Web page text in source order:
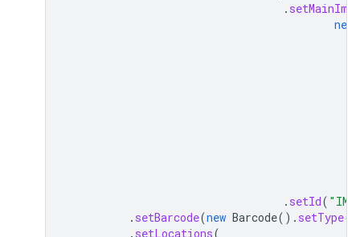
.
new
. setId(
. setBarcode(new Barcode(). setType(
. setLocations(